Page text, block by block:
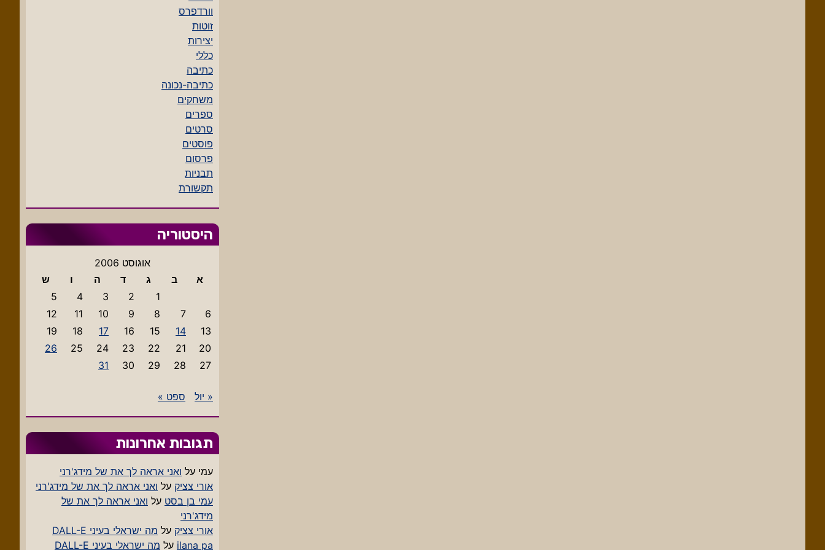
וורדפרס
זוטות
יצירות
כללי
כתיבה
כתיבה-נכונה
משחקים
ספרים
סרטים
פוסטים
פרסום
תבניות
תקשורת
היסטוריה
אוגוסט 2006
א
ב ג ד ה ו
ש
1
2
3
4
5
6
7
8
9
10
11
12
13
14
15
16
17
18
19
20
21
22
23
24
25
26
27
28
29
30
31
« יול ספט »
תגובות אחרונות
עמי על ואני אראה לך את של מידג'רני
אורי צציק על ואני אראה לך את של מידג'רני
עמי בן בסט על ואני אראה לך את של
מידג'רני
אורי צציק על מה ישראלי בעיני DALL-E
ilana pa על מה ישראלי בעיני DALL-E